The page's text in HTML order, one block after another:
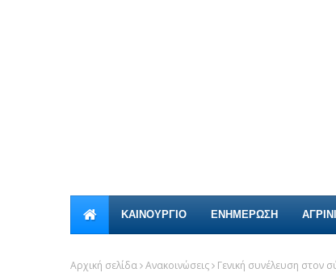
ΚΑΙΝΟΎΡΓΙΟ ΕΝΗΜΕΡΩΣΗ
Αρχική σελίδα Ανακοινώσεις Γενική συνέλευση στον